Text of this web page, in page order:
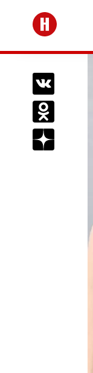
Перейти на
Поделиться
Поделиться